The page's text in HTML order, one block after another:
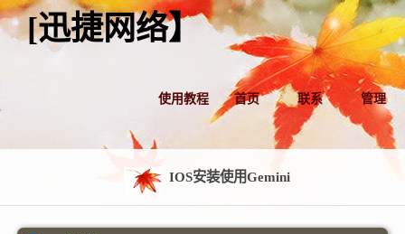
[迅捷网络】
使用教程 首页 联系 管理
IOS安装使用Gemini